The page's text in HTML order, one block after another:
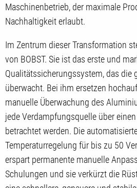
Maschinenbetrieb, der maximale
Nachhaltigkeit erlaubt.
Im Zentrum dieser Transformation
von BOBST. Sie ist das erste und
Qualitätssicherungssystem, das die
überwacht. Bei ihm ersetzen
manuelle Überwachung des
jede Verdampfungsquelle über
betrachtet werden. Die
Temperaturregelung für bis zu 50
erspart permanente manuelle
Schulungen und sie verkürzt die